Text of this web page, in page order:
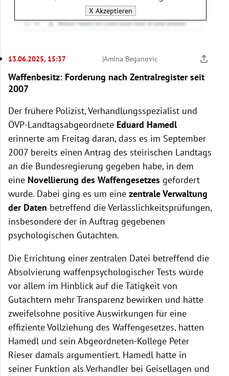
X Akzeptieren
13.06.2025, 15:37 |Amina Beganovic
Waffenbesitz: Forderung nach Zentralregister seit
2007
Der frühere Polizist, Verhandlungsspezialist und
ÖVP-Landtagsabgeordnete Eduard Hamedl
erinnerte am Freitag daran, dass es im September
2007 bereits einen Antrag des steirischen Landtags
an die Bundesregierung gegeben habe, in dem
eine Novellierung des Waffengesetzes gefordert
wurde. Dabei ging es um eine zentrale Verwaltung
der Daten betreffend die Verlässlichkeitsprüfungen,
insbesondere der in Auftrag gegebenen
psychologischen Gutachten.
Die Errichtung einer zentralen Datei betreffend die
Absolvierung waffenpsychologischer Tests würde
vor allem im Hinblick auf die Tätigkeit von
Gutachtern mehr Transparenz bewirken und hätte
zweifelsohne positive Auswirkungen für eine
effiziente Vollziehung des Waffengesetzes, hatten
Hamedl und sein Abgeordneten-Kollege Peter
Rieser damals argumentiert. Hamedl hatte in
seiner Funktion als Verhandler bei Geisellagen und